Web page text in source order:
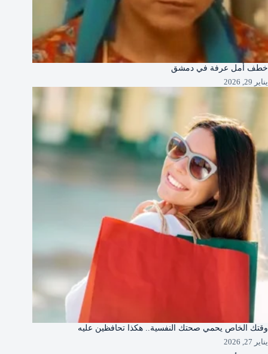
خطف أمل عرفة في دمشق
يناير 29, 2026
وقتك الخاص يحمي صحتك النفسية.. هكذا تحافظين عليه
يناير 27, 2026